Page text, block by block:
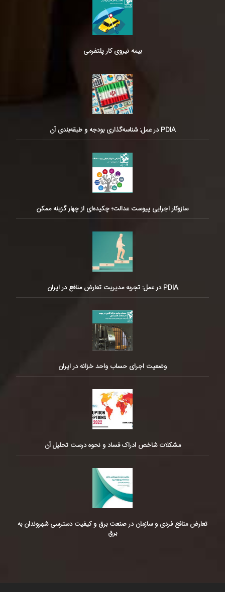
بیمه نیروی کار پلتفرمی
PDIA در عمل: شناسه‌گذاری بودجه و طبقه‌بندی آن
سازوکار اجرایی پیوست عدالت؛ چکیده‌ای از چهار گزینه ممکن
PDIA در عمل: تجربه مدیریت تعارض منافع در ایران
وضعیت اجرای حساب واحد خزانه در ایران
مشکلات شاخص ادراک فساد و نحوه درست تحلیل آن
تعارض منافع فردی و سازمان در صنعت برق و کیفیت دسترسی شهروندان به
برق